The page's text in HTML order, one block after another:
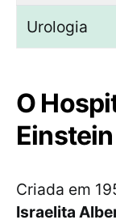
Urologia
O
Einstein
Criada em
Israelita